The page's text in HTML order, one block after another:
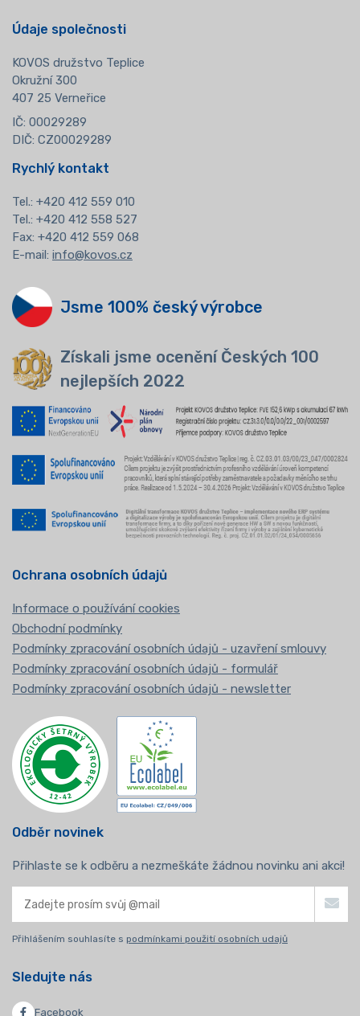
Údaje společnosti
KOVOS družstvo Teplice
Okružní 300
407 25 Verneřice
IČ: 00029289
DIČ: CZ00029289
Rychlý kontakt
Tel.: +420 412 559 010
Tel.: +420 412 558 527
Fax: +420 412 559 068
E-mail: info@kovos.cz
Jsme 100% český výrobce
Získali jsme ocenění Českých 100
nejlepších 2022
Ochrana osobních údajů
Informace o používání cookies
Obchodní podmínky
Podmínky zpracování osobních údajů - uzavření smlouvy
Podmínky zpracování osobních údajů - formulář
Podmínky zpracování osobních údajů - newsletter
Odběr novinek
Přihlaste se k odběru a nezmeškáte žádnou novinku ani akci!
Přihlášením souhlasíte s podmínkami použití osobních udajů
Sledujte nás
Facebook